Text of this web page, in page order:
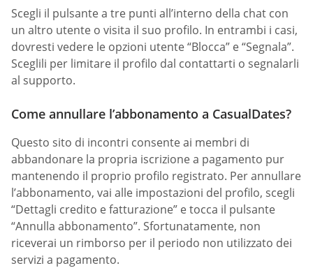
Scegli il pulsante a tre punti all’interno della chat con
un altro utente o visita il suo profilo. In entrambi i casi,
dovresti vedere le opzioni utente “Blocca” e “Segnala”.
Sceglili per limitare il profilo dal contattarti o segnalarli
al supporto.
Come annullare l’abbonamento a CasualDates?
Questo sito di incontri consente ai membri di
abbandonare la propria iscrizione a pagamento pur
mantenendo il proprio profilo registrato. Per annullare
l’abbonamento, vai alle impostazioni del profilo, scegli
“Dettagli credito e fatturazione” e tocca il pulsante
“Annulla abbonamento”. Sfortunatamente, non
riceverai un rimborso per il periodo non utilizzato dei
servizi a pagamento.